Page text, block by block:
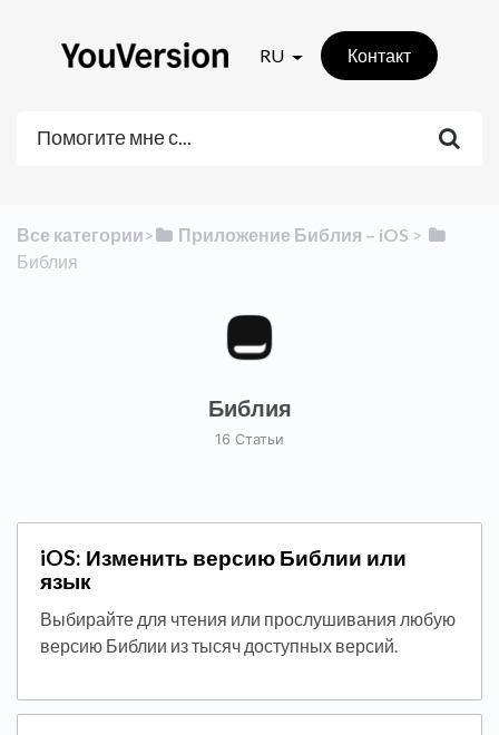
RU Контакт
Все категории​>​ ​Приложение Библия – iOS ​ > ​
Библия
Библия
16 Cтатьи
iOS: Изменить версию Библии или
язык
Выбирайте для чтения или прослушивания любую
версию Библии из тысяч доступных версий.